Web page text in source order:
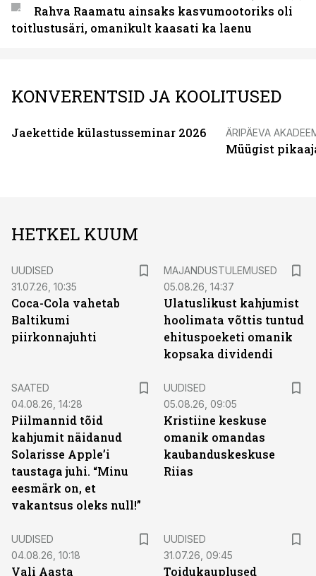
Rahva Raamatu ainsaks kasvumootoriks oli
toitlustusäri, omanikult kaasati ka laenu
KONVERENTSID JA KOOLITUSED
Jaekettide külastusseminar 2026 ÄRIPÄEVA
Müügist
HETKEL KUUM
UUDISED
31.07.26, 10:35
Coca-Cola vahetab
Baltikumi
piirkonnajuhti
MAJANDUSTULEMUSED
05.08.26, 14:37
Ulatuslikust kahjumist
hoolimata võttis tuntud
ehituspoeketi omanik
kopsaka dividendi
SAATED
04.08.26, 14:28
Piilmannid tõid
kahjumit näidanud
Solarisse Apple’i
taustaga juhi. “Minu
eesmärk on, et
vakantsus oleks null!”
UUDISED
05.08.26, 09:05
Kristiine keskuse
omanik omandas
kaubanduskeskuse
Riias
UUDISED
04.08.26, 10:18
Vali Aasta
UUDISED
31.07.26, 09:45
Toidukauplused